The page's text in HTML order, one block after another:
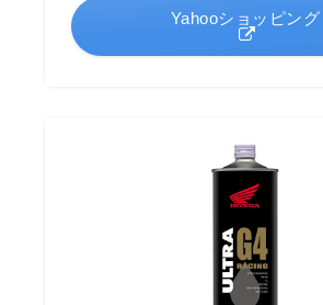
Yahooショッピング